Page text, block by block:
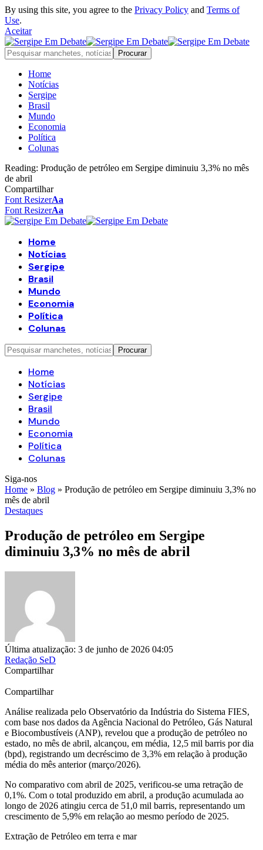
By using this site, you agree to the Privacy Policy and Terms of
Use.
Aceitar
Home
Notícias
Sergipe
Brasil
Mundo
Economia
Política
Colunas
Reading: Produção de petróleo em Sergipe diminuiu 3,3% no mês
de abril
Compartilhar
Font ResizerAa
Font ResizerAa
Home
Notícias
Sergipe
Brasil
Mundo
Economia
Política
Colunas
Home
Notícias
Sergipe
Brasil
Mundo
Economia
Política
Colunas
Siga-nos
Home » Blog » Produção de petróleo em Sergipe diminuiu 3,3% no
mês de abril
Destaques
Produção de petróleo em Sergipe
diminuiu 3,3% no mês de abril
Última atualização: 3 de junho de 2026 04:05
Redação SeD
Compartilhar
Compartilhar
Análise realizada pelo Observatório da Indústria do Sistema FIES,
com base nos dados da Agência Nacional do Petróleo, Gás Natural
e Biocombustíveis (ANP), revelou que a produção de petróleo no
estado, no mês de abril, alcançou, em média, 12,5 mil barris por dia
(bpd), registrando um decréscimo de 3,3% em relação à produção
média do mês anterior (março/2026).
No comparativo com abril de 2025, verificou-se uma retração de
0,1%. Com o total produzido em abril, a produção acumulada ao
longo de 2026 atingiu cerca de 51,0 mil barris, representando um
crescimento de 5,9% em relação ao mesmo período de 2025.
Extração de Petróleo em terra e mar